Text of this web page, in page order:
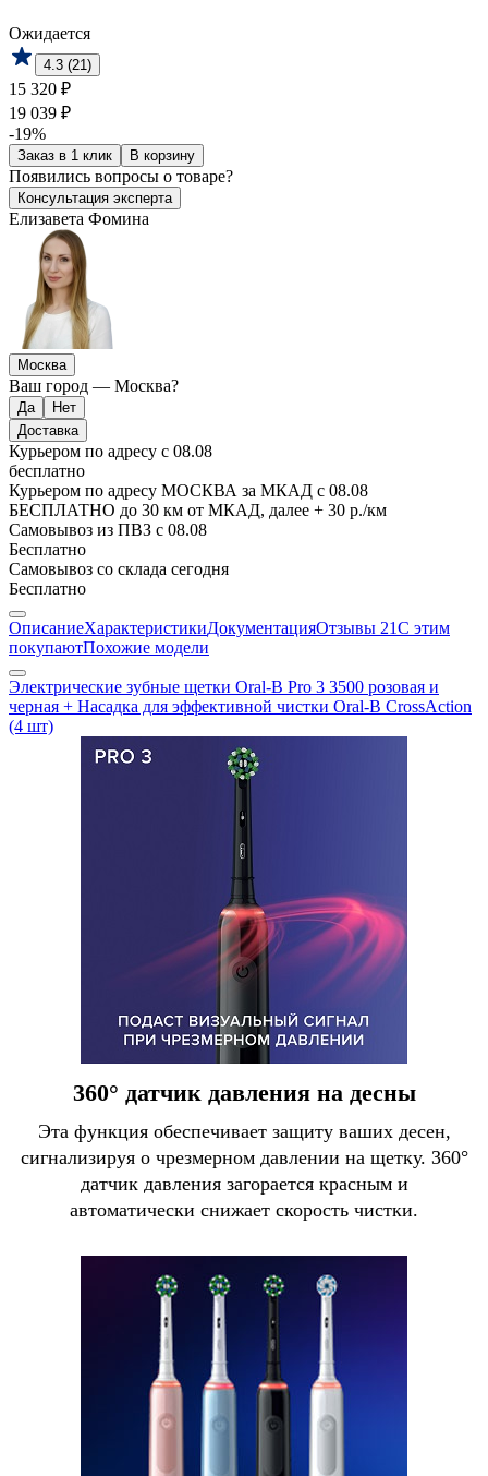
Ожидается
4.3 (21)
15 320 ₽
19 039 ₽
-19%
Заказ в 1 клик В корзину
Появились вопросы о товаре?
Консультация эксперта
Елизавета Фомина
Москва
Ваш город — Москва?
Доставка
Курьером по адресу с 08.08
бесплатно
Курьером по адресу МОСКВА за МКАД с 08.08
БЕСПЛАТНО до 30 км от МКАД, далее + 30 р./км
Самовывоз из ПВЗ с 08.08
Бесплатно
Самовывоз со склада сегодня
Бесплатно
ОписаниеХарактеристикиДокументацияОтзывы 21С этим
покупаютПохожие модели
Электрические зубные щетки Oral-B Pro 3 3500 розовая и
черная + Насадка для эффективной чистки Oral-B CrossAction
(4 шт)
360° датчик давления на десны
Эта функция обеспечивает защиту ваших десен,
сигнализируя о чрезмерном давлении на щетку. 360°
датчик давления загорается красным и
автоматически снижает скорость чистки.